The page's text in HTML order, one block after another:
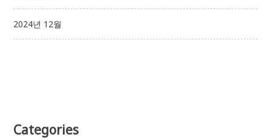
2024년 12월
Categories